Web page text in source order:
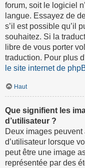
forum, soit le logiciel
langue. Essayez de
s’il est possible qu’il
souhaitez. Si la
libre de vous porter
traduction. Pour plus
le site internet de
Haut
Que signifient les
d’utilisateur ?
Deux images
d’utilisateur lorsque
peut être une image
représentée par des